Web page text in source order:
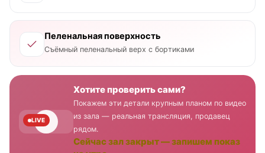
Пеленальная поверхность
Съёмный пеленальный верх с бортиками
LIVE
Хотите проверить сами?
Покажем эти детали крупным планом по видео
из зала — реальная трансляция, продавец
рядом.
Сейчас зал закрыт — запишем показ